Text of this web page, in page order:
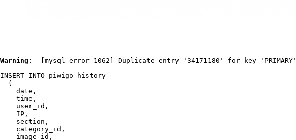
Warning :  [mysql error 1062] Duplicate entry '34171180' for key 'PRIMARY'
INSERT INTO piwigo_history
  (
    date,
    time,
    user_id,
    IP,
    section,
    category_id,
    image_id,